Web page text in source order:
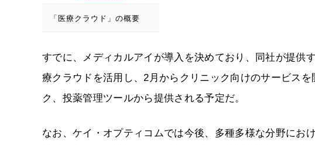
「医療クラウド」の概要
すでに、メディカルアイが導入を決めており、同社が提供
療クラウドを活用し、2月からクリニック向けのサービス
ク、投薬管理ツールから提供される予定だ。
なお、ケイ・オプティコムでは今後、多種多様な分野にお